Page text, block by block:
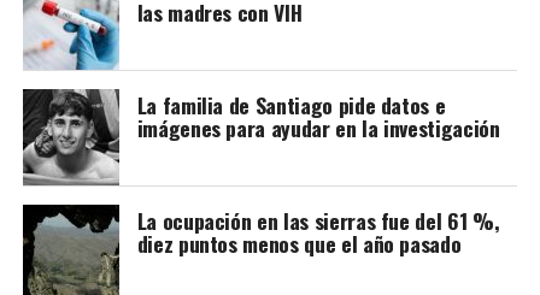
las madres con VIH
La familia de Santiago pide datos e
imágenes para ayudar en la investigación
La ocupación en las sierras fue del 61 %,
diez puntos menos que el año pasado